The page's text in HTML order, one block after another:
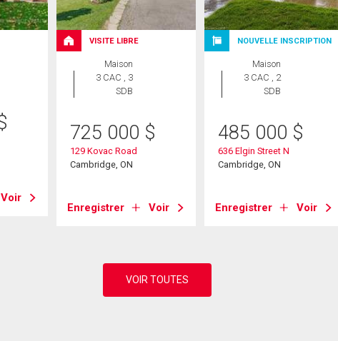
Voir
VISITE LIBRE
Maison
3 CAC , 3
SDB
725 000 $
129 Kovac Road
Cambridge, ON
Enregistrer Voir
NOUVELLE INSCRIPTION
Maison
3 CAC , 2
SDB
485 000 $
636 Elgin Street N
Cambridge, ON
Enregistrer Voir